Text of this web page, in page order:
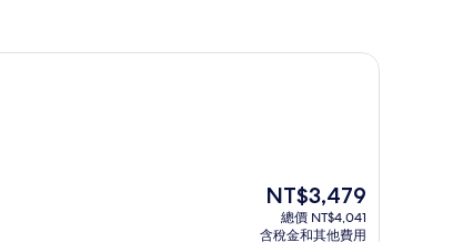
現
價
NT$3,479
總價 NT$4,041
含稅金和其他費用